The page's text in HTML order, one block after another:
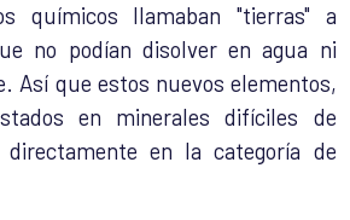
químicos llamaban "tierras" a
no podían disolver en agua ni
Así que estos nuevos elementos,
en minerales difíciles de
directamente en la categoría de